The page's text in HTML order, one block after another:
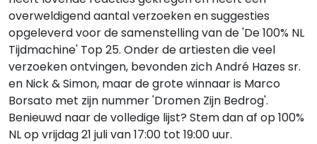
overweldigend aantal verzoeken en suggesties
opgeleverd voor de samenstelling van de 'De 100% NL
Tijdmachine' Top 25. Onder de artiesten die veel
verzoeken ontvingen, bevonden zich André Hazes sr.
en Nick & Simon, maar de grote winnaar is Marco
Borsato met zijn nummer 'Dromen Zijn Bedrog'.
Benieuwd naar de volledige lijst? Stem dan af op 100%
NL op vrijdag 21 juli van 17:00 tot 19:00 uur.